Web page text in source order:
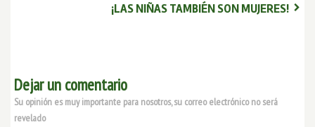
¡LAS NIÑAS TAMBIÉN SON MUJERES!
Dejar un comentario
Su opinión es muy importante para nosotros, su correo electrónico no será
revelado